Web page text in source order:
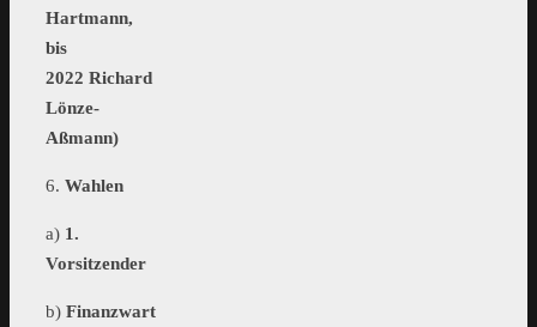
Hartmann,
bis
2022 Richard
Lönze-
Aßmann)
6. Wahlen
a) 1.
Vorsitzender
b) Finanzwart